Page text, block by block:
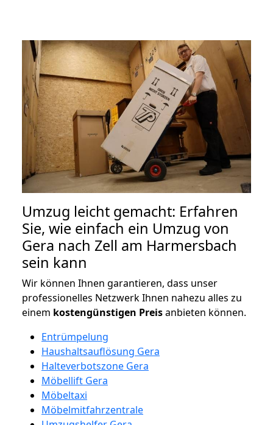
Umzug leicht gemacht: Erfahren
Sie, wie einfach ein Umzug von
Gera nach Zell am Harmersbach
sein kann
Wir können Ihnen garantieren, dass unser
professionelles Netzwerk Ihnen nahezu alles zu
einem kostengünstigen Preisanbieten können.
Entrümpelung
Haushaltsauflösung Gera
Halteverbotszone Gera
Möbellift Gera
Möbeltaxi
Möbelmitfahrzentrale